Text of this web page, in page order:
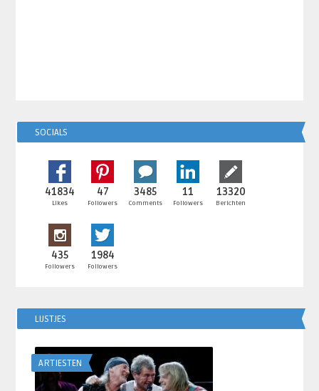
SOCIALS
41834
Likes
47
Followers
3485
Comments
11
Followers
13320
Berichten
435
Followers
1984
Followers
LIJSTJES
ARTIESTEN